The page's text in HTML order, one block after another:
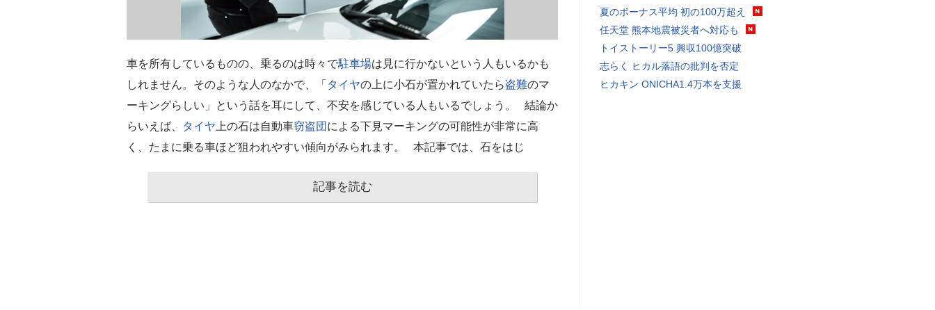
車を所有しているものの、乗るのは時々で駐車場は見に行かないという人もいるかも
しれません。そのような人のなかで、「 タイヤの上に小石が置かれていたら盗難のマ
ーキングらしい」という話を耳にして、不安を感じている人もいるでしょう。 結論か
らいえば、
タイヤ 上の石は自動車窃盗団 による下見マーキングの可能性が非常に高
く、たまに乗る車ほど狙われやすい傾向がみられます。 本記事では、石をはじ
記事を読む
夏のボーナス平均 初の100万超え
任天堂 熊本地震被災者へ対応も
トイストーリー5 興収100億突破
志らく ヒカル落語の批判を否定
ヒカキン ONICHA1.4万本を支援